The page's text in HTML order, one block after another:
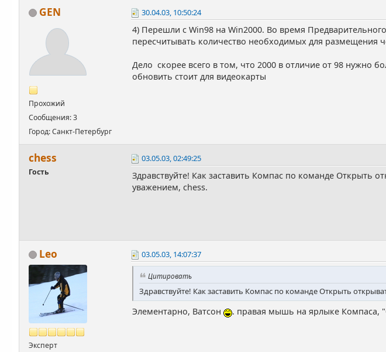
GEN
Прохожий
Сообщения: 3
Город: Санкт-Петербург
30.04.03, 10:50:24
4) Перешли c Win98 на Win2000. Во время
пересчитывать количество необходимых для размещения
Дело скорее всего в том, что 2000 в отличие от 98 нужно
обновить стоит для видеокарты
chess
Гость
03.05.03, 02:49:25
Здравствуйте! Как заставить Компас по команде Открыть
уважением, chess.
Leo
Эксперт
03.05.03, 14:07:37
Цитировать
Здравствуйте! Как заставить Компас по команде Открыть
Элементарно, Ватсон . правая мышь на ярлыке Компаса,